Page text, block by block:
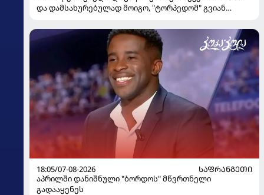
და დამსახურებულად მოიგო, "ტორპედომ" გვიან
18:05/07-08-2026
ᲡᲐᲤᲠᲐᲜᲒᲔᲗᲘ
აპრილში დანიშნული "ბორდოს" მწვრთნელი
გადააყენეს